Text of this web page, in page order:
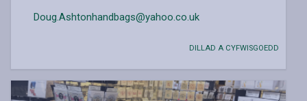
Doug.Ashtonhandbags@yahoo.co.uk
DILLAD A CYFWISGOEDD